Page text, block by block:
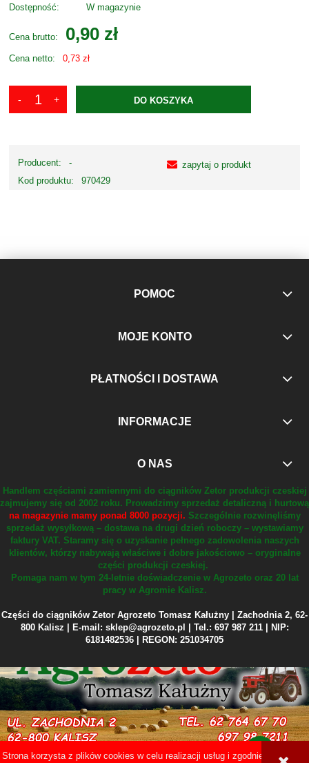
Strona korzysta z plików cookies w celu realizacji usług i zgodnie z
Dostępność: W magazynie
Cena brutto: 0,90 zł
Cena netto: 0,73 zł
DO KOSZYKA
Producent:
-
Kod produktu:
970429
zapytaj o produkt
POMOC
MOJE KONTO
PŁATNOŚCI I DOSTAWA
INFORMACJE
O NAS
Handlem częściami zamiennymi do ciągników Zetor produkcji czeskiej
zajmujemy się od 2002 roku. Prowadzimy sprzedaż detaliczną i hurtową
na magazynie mamy ponad 8000 pozycji. Szczególnie rozwinęliśmy
sprzedaż wysyłkową – dostawa na drugi dzień roboczy – wystawiamy
faktury VAT. Staramy się o uzyskanie pełnego zadowolenia naszych
klientów, którzy nabywają właściwe i dobre jakościowo – oryginalne
części produkcji czeskiej.
Pomaga nam w tym 24-letnie doświadczenie w Agrozeto oraz 20 lat
pracy w Agromie Kalisz.
Części do ciągników Zetor Agrozeto Tomasz Kałużny | Zachodnia 2, 62-
800 Kalisz | E-mail: sklep@agrozeto.pl | Tel.: 697 987 211 | NIP:
6181482536 | REGON: 251034705